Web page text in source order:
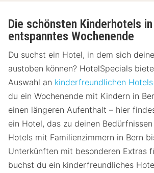
Die schönsten Kinderhotels
entspanntes Wochenende
Du suchst ein Hotel, in dem sich
austoben können? HotelSpecials
Auswahl an kinderfreundlichen Hotels
du ein Wochenende mit Kindern in
einen längeren Aufenthalt – hier
ein Hotel, das zu deinen
Hotels mit Familienzimmern in Bern
Unterkünften mit besonderen Extras
buchst du ein kinderfreundliches